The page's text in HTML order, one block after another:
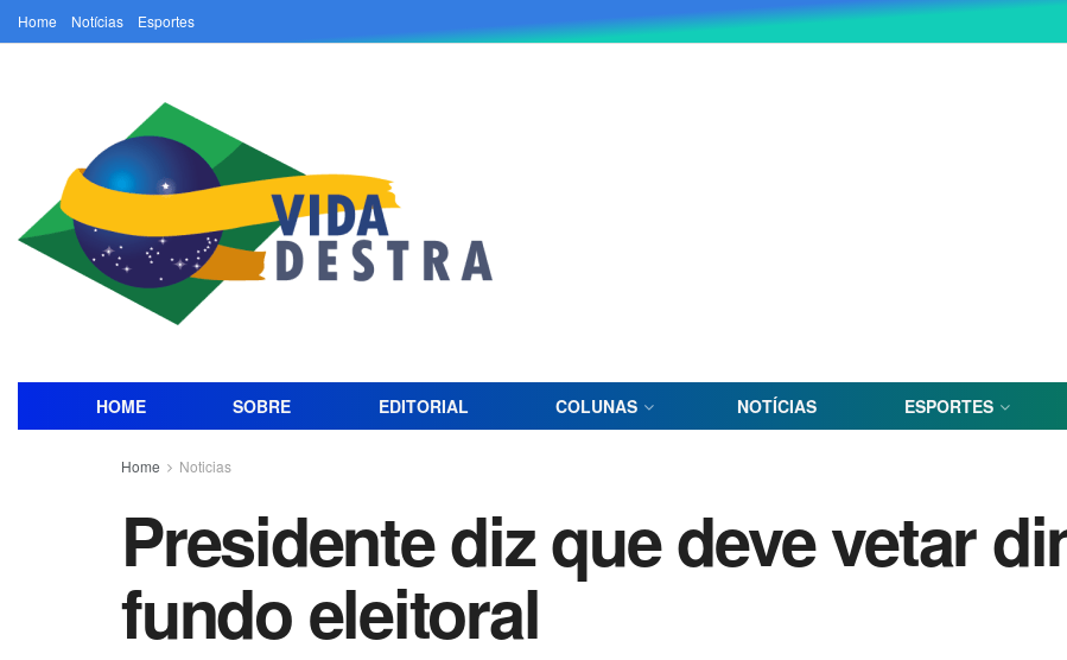
Home Notícias Esportes
HOME SOBRE EDITORIAL COLUNAS NOTÍCIAS ESPORTES
Home Noticias
Presidente diz que deve vetar
fundo eleitoral